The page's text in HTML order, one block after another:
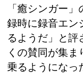
「癒シンガー
録時に録音エン
るようだ」と評
くの賛同が集ま
乗るようになっ